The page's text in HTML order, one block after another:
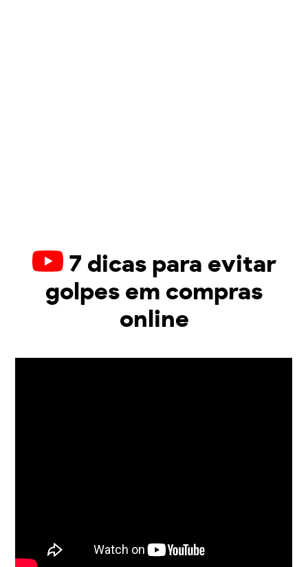
7 dicas para evitar
golpes em compras
online